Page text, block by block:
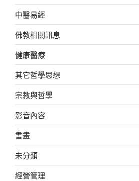
中醫易經
佛教相關訊息
健康醫療
其它哲學思想
宗教與哲學
影音內容
書畫
未分類
經營管理